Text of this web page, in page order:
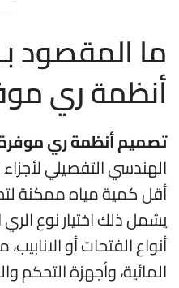
ما المقصود
أنظمة ري
تصميم أنظمة ري
الهندسي التفصيلي
أقل كمية مياه ممكنة
يشمل ذلك اختيار نوع
أنواع الفتحات أو
المائية، وأجهزة التحكم